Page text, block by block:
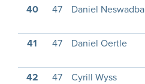
40
47 Daniel Neswadba
41
47 Daniel Oertle
42
47 Cyrill Wyss